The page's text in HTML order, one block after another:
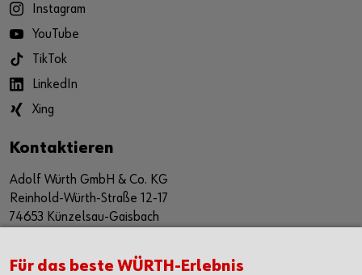
Instagram
YouTube
TikTok
LinkedIn
Xing
Kontaktieren
Adolf Würth GmbH & Co. KG
Reinhold-Würth-Straße 12-17
74653 Künzelsau-Gaisbach
Alle Kontaktmöglichkeiten
Für das beste WÜRTH-Erlebnis